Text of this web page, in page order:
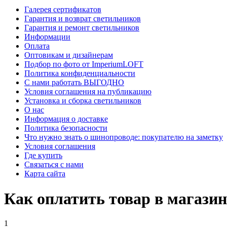
Галерея сертификатов
Гарантия и возврат светильников
Гарантия и ремонт светильников
Информации
Оплата
Оптовикам и дизайнерам
Подбор по фото от ImperiumLOFT
Политика конфиденциальности
С нами работать ВЫГОДНО
Условия соглашения на публикацию
Установка и сборка светильников
О нас
Информация о доставке
Политика безопасности
Что нужно знать о шинопроводе: покупателю на заметку
Условия соглашения
Где купить
Связаться с нами
Карта сайта
Как оплатить товар в
1